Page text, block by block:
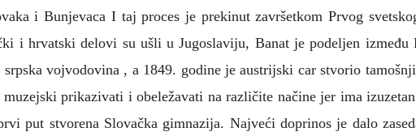
i Bunjevaca I taj proces je prekinut završetkom Prvog
i hrvatski delovi su ušli u Jugoslaviju, Banat je podeljen između
vojvodovina , a 1849. godine je austrijski car stvorio
prikazivati i obeležavati na različite načine jer ima
put stvorena Slovačka gimnazija. Najveći doprinos je dalo